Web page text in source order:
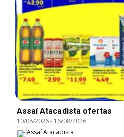
Assaí Atacadista ofertas
10/08/2026- 16/08/2026
Assaí Atacadista